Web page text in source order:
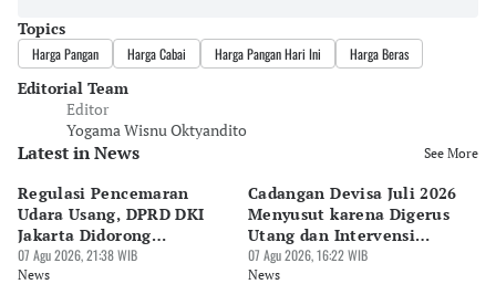
Topics
Harga Pangan Harga Cabai Harga Pangan Hari Ini Harga Beras
Editorial Team
Editor
Yogama Wisnu Oktyandito
Latest in News See More
Regulasi Pencemaran
Udara Usang, DPRD DKI
Jakarta Didorong
Prioritaskan Revisi Perda
07 Agu 2026, 21:38 WIB
News
Cadangan Devisa Juli 2026
Menyusut karena Digerus
Utang dan Intervensi
Rupiah
07 Agu 2026, 16:22 WIB
News